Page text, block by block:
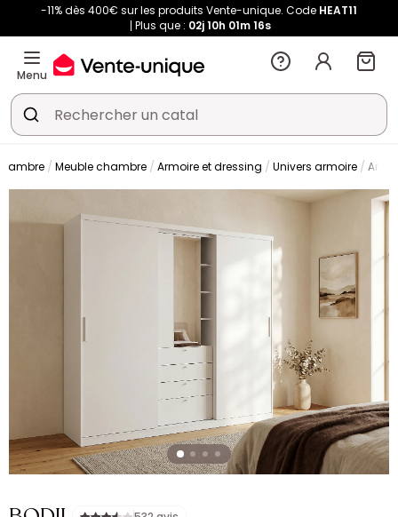
-11% dès 400€ sur les produits Vente-unique. Code HEAT11
Plus que : 02j10h 01m16s
Menu
Meuble chambre Armoire et dressing Univers armoire